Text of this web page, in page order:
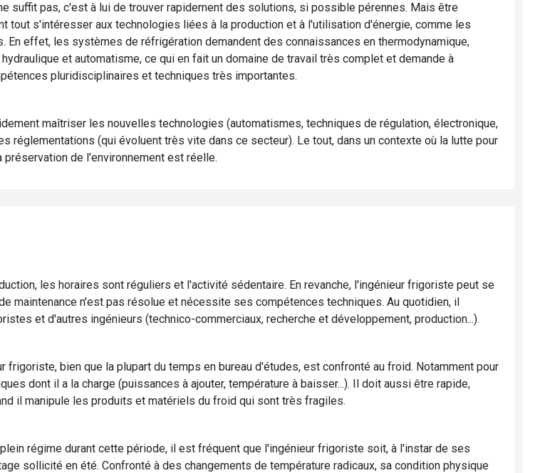
suffit pas, c'est à lui de trouver rapidement des solutions, si possible pérennes. Mais être
tout s'intéresser aux technologies liées à la production et à l'utilisation d'énergie, comme les
En effet, les systèmes de réfrigération demandent des connaissances en thermodynamique,
et automatisme, ce qui en fait un domaine de travail très complet et demande à
pluridisciplinaires et techniques très importantes.
maîtriser les nouvelles technologies (automatismes, techniques de régulation, électronique,
réglementations (qui évoluent très vite dans ce secteur). Le tout, dans un contexte où la lutte pour
de l'environnement est réelle.
les horaires sont réguliers et l'activité sédentaire. En revanche, l'ingénieur frigoriste peut se
maintenance n'est pas résolue et nécessite ses compétences techniques. Au quotidien, il
et d'autres ingénieurs (technico-commerciaux, recherche et développement, production...).
frigoriste, bien que la plupart du temps en bureau d'études, est confronté au froid. Notamment pour
dont il a la charge (puissances à ajouter, température à baisser...). Il doit aussi être rapide,
il manipule les produits et matériels du froid qui sont très fragiles.
régime durant cette période, il est fréquent que l'ingénieur frigoriste soit, à l'instar de ses
sollicité en été. Confronté à des changements de température radicaux, sa condition physique